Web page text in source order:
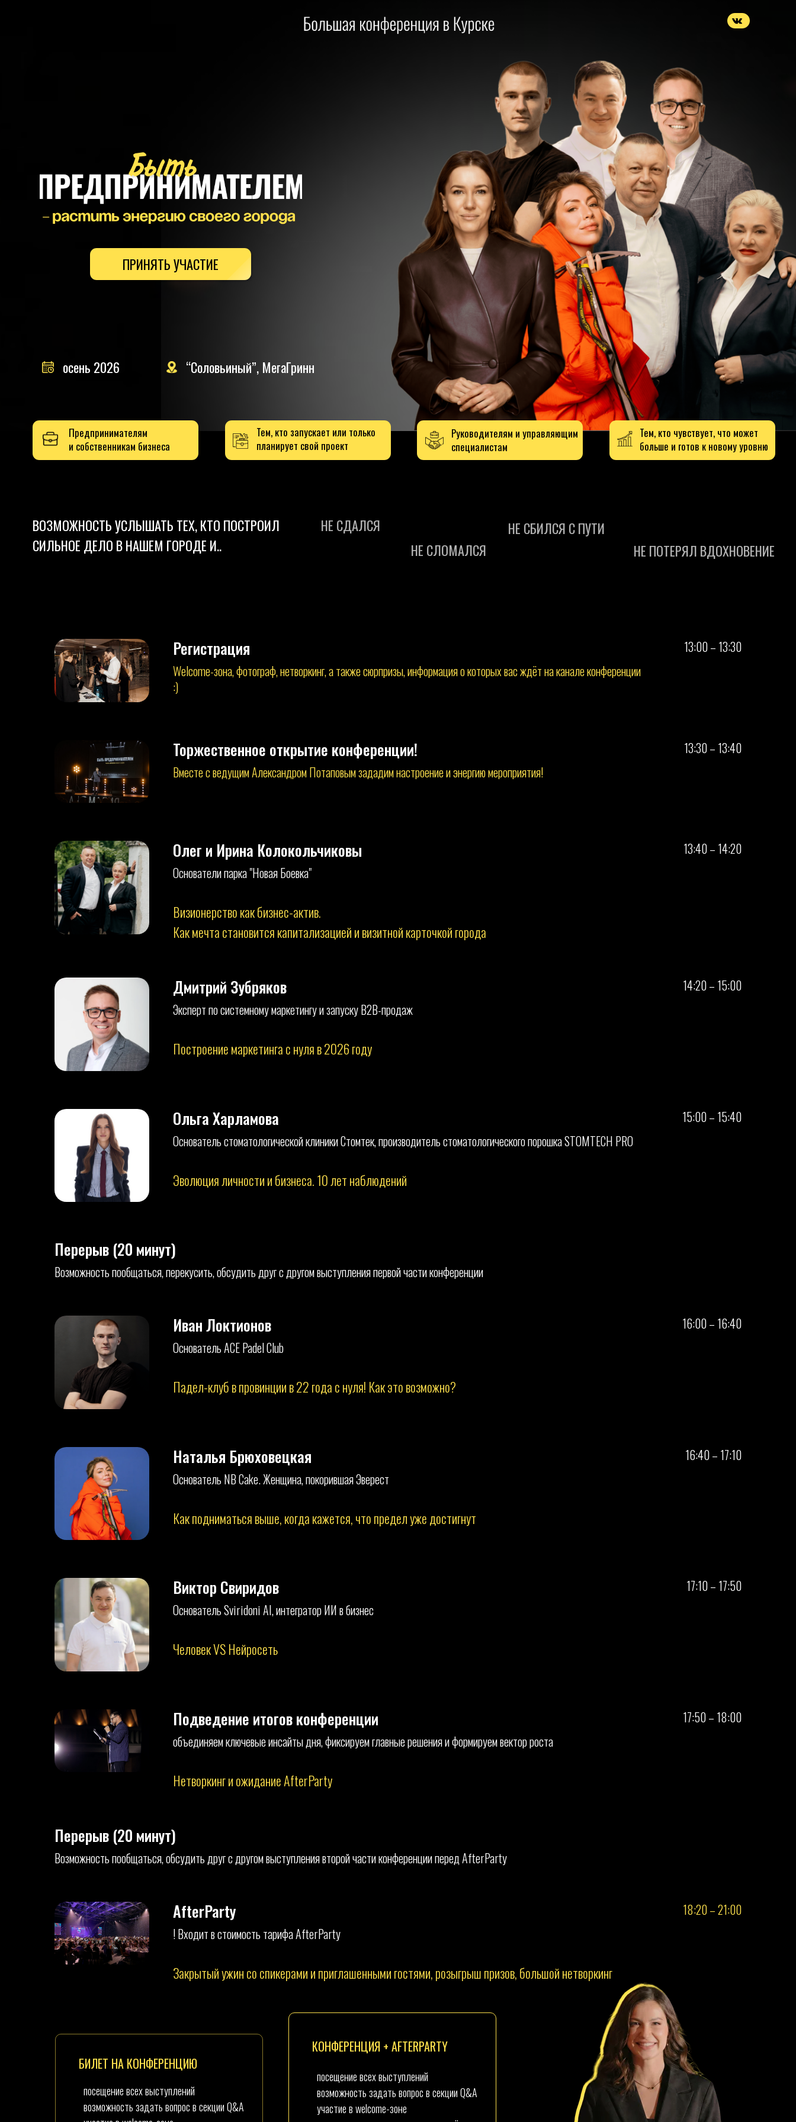
Тем, кто чувствует, что может
больше и готов к новому уровню
Руководителям и управляющим
специалистам
Регистрация
Welcome-зона, фотограф, нетворкинг, а также сюрпризы, информация о которых вас ждёт на канале конференции
:)
13:00 – 13:30
Торжественное открытие конференции!
Вместе с ведущим Александром Потаповым зададим настроение и энергию мероприятия!
13:30 – 13:40
Олег и Ирина Колокольчиковы
Основатели парка "Новая Боевка"
Визионерство как бизнес-актив.
Как мечта становится капитализацией и визитной карточкой города
13:40 – 14:20
Дмитрий Зубряков
Эксперт по системному маркетингу и запуску B2B-продаж
Построение маркетинга с нуля в 2026 году
14:20 – 15:00
Ольга Харламова
Основатель стоматологической клиники Стомтек, производитель стоматологического порошка STOMTECH PRO
Эволюция личности и бизнеса. 10 лет наблюдений
15:00 – 15:40
Перерыв (20 минут)
Возможность пообщаться, перекусить, обсудить друг с другом выступления первой части конференции
Иван Локтионов
Основатель ACE Padel Club
Падел-клуб в провинции в 22 года с нуля! Как это возможно?
16:00 – 16:40
Наталья Брюховецкая
Основатель NB Cake. Женщина, покорившая Эверест
Как подниматься выше, когда кажется, что предел уже достигнут
16:40 – 17:10
Виктор Свиридов
Основатель Sviridoni AI, интегратор ИИ в бизнес
Человек VS Нейросеть
17:10 – 17:50
Подведение итогов конференции
объединяем ключевые инсайты дня, фиксируем главные решения и формируем вектор роста
Нетворкинг и ожидание AfterParty
17:50 – 18:00
Перерыв (20 минут)
Возможность пообщаться, обсудить друг с другом выступления второй части конференции перед AfterParty
AfterParty
! Входит в стоимость тарифа AfterParty
Закрытый ужин со спикерами и приглашенными гостями, розыгрыш призов, большой нетворкинг
18:20 – 21:00
БИЛЕТ НА КОНФЕРЕНЦИЮ
посещение всех выступлений
возможность задать вопрос в секции Q&A
КОНФЕРЕНЦИЯ + AFTERPARTY
посещение всех выступлений
возможность задать вопрос в секции Q&A
участие в welcome-зоне